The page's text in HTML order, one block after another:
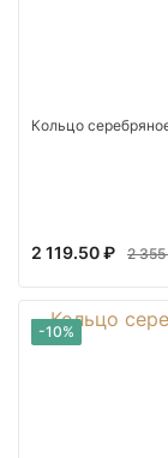
Кольцо
2 119.50 ₽ 2
-10%